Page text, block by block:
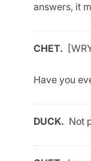
answers, it
CHET.
Have you
DUCK. Not